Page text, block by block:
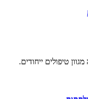
טיפולים ייחודים.